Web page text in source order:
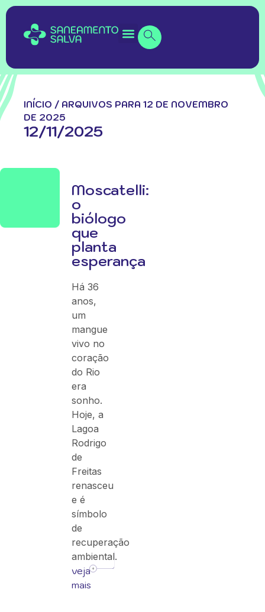
INÍCIO / ARQUIVOS PARA 12 DE NOVEMBRO
DE 2025
12/11/2025
Moscatelli:
o
biólogo
que
planta
esperança
Há 36
anos,
um
mangue
vivo no
coração
do Rio
era
sonho.
Hoje, a
Lagoa
Rodrigo
de
Freitas
renasceu
e é
símbolo
de
recuperação
ambiental.
veja
mais